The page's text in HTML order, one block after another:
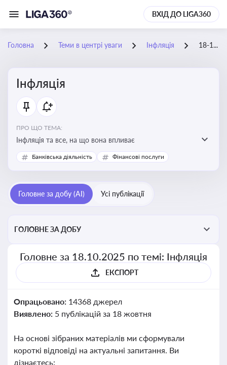
ВХІД ДО LIGA360
Головна Теми в центрі уваги Інфляція 18-10-2025
Інфляція
ПРО ЩО ТЕМА:
Інфляція та все, на що вона впливає
Банківська діяльність Фінансові послуги
Головне за добу (AI) Усі публікації
ГОЛОВНЕ ЗА ДОБУ
Головне за 18.10.2025 по темі: Інфляція
ЕКСПОРТ
Опрацьовано: 14368 джерел
Виявлено: 5 публікацій за 18 жовтня
На основі зібраних матеріалів ми сформували
короткі відповіді на актуальні запитання. Ви
дізнаєтесь: